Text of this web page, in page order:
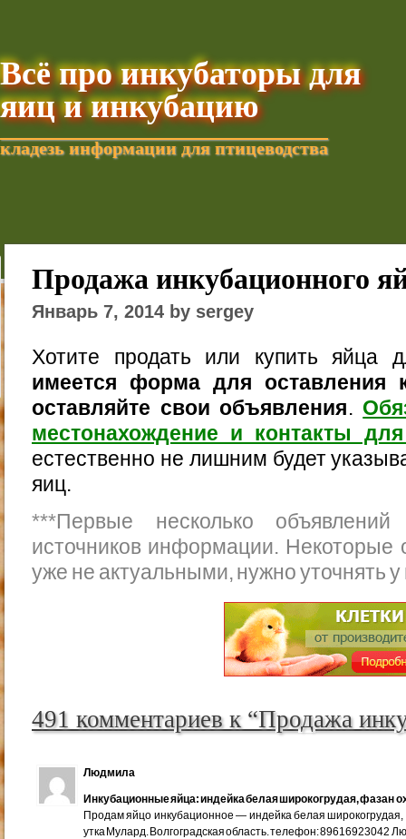
Всё про инкубаторы для
яиц и инкубацию
кладезь информации для птицеводства
Добавить текущую
Продажа инкубационного
Январь 7, 2014 by sergey
Хотите продать или купить яйца
имеется форма для оставления
оставляйте свои объявления.
местонахождение и контакты
естественно не лишним будет
яиц.
***Первые несколько
источников информации. Некоторые
уже не актуальными, нужно уточнять
491 комментариев к “Продажа
Людмила
Инкубационные яйца: индейка белая широкогрудая, фазан
Продам яйцо инкубационное — индейка белая
утка Мулард. Волгоградская область. телефон: 89616923042